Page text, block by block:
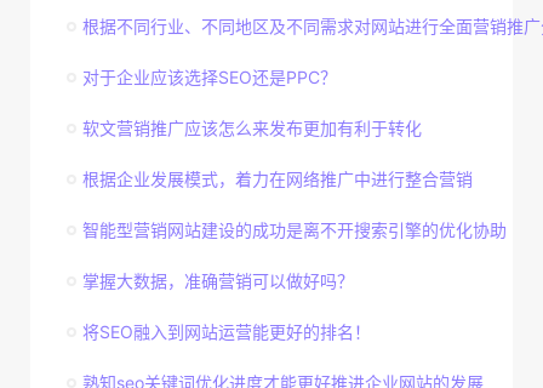
根据不同行业、不同地区及不同需求对网站进行全面营销推
对于企业应该选择SEO还是PPC？
软文营销推广应该怎么来发布更加有利于转化
根据企业发展模式，着力在网络推广中进行整合营销
智能型营销网站建设的成功是离不开搜索引擎的优化协助
掌握大数据，准确营销可以做好吗？
将SEO融入到网站运营能更好的排名！
熟知seo关键词优化进度才能更好推进企业网站的发展